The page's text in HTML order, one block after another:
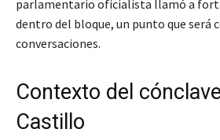
parlamentario oficialista llamó a
dentro del bloque, un punto que será
conversaciones.
Contexto del
Castillo